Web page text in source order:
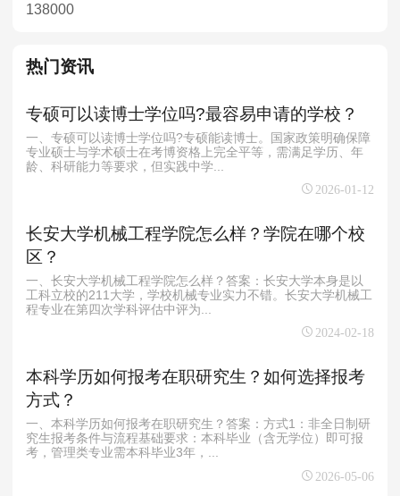
138000
热门资讯
专硕可以读博士学位吗?最容易申请的学校？
一、专硕可以读博士学位吗?专硕能读博士。国家政策明确保障
专业硕士与学术硕士在考博资格上完全平等，需满足学历、年
龄、科研能力等要求，但实践中学...
2026-01-12
长安大学机械工程学院怎么样？学院在哪个校
区？
一、长安大学机械工程学院怎么样？答案：长安大学本身是以
工科立校的211大学，学校机械专业实力不错。长安大学机械工
程专业在第四次学科评估中评为...
2024-02-18
本科学历如何报考在职研究生？如何选择报考
方式？
一、本科学历如何报考在职研究生？答案：方式1：非全日制研
究生报考条件与流程基础要求：本科毕业（含无学位）即可报
考，管理类专业需本科毕业3年，...
2026-05-06